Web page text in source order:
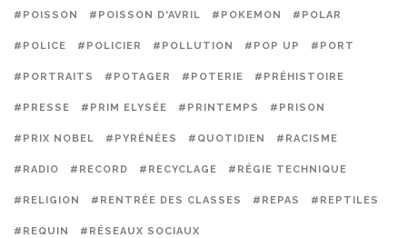
#POISSON #POISSON D'AVRIL #POKEMON #POLAR
#POLICE #POLICIER #POLLUTION #POP UP #PORT
#PORTRAITS #POTAGER #POTERIE #PRÉHISTOIRE
#PRESSE #PRIM ELYSÉE #PRINTEMPS #PRISON
#PRIX NOBEL #PYRÉNÉES #QUOTIDIEN #RACISME
#RADIO #RECORD #RECYCLAGE #RÉGIE TECHNIQUE
#RELIGION #RENTRÉE DES CLASSES #REPAS #REPTILES
#REQUIN #RÉSEAUX SOCIAUX